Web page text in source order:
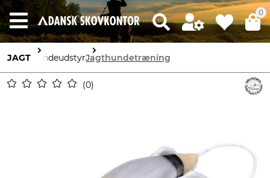
0
JAGT HundeudstyrJagthundetræning
0